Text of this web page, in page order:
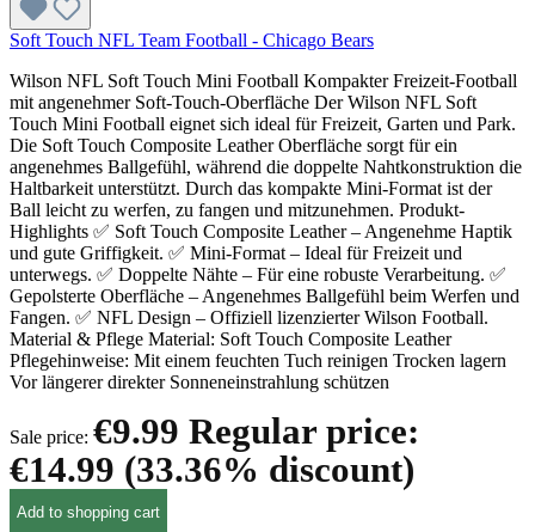
Soft Touch NFL Team Football - Chicago Bears
Wilson NFL Soft Touch Mini Football Kompakter Freizeit-Football
mit angenehmer Soft-Touch-Oberfläche Der Wilson NFL Soft
Touch Mini Football eignet sich ideal für Freizeit, Garten und Park.
Die Soft Touch Composite Leather Oberfläche sorgt für ein
angenehmes Ballgefühl, während die doppelte Nahtkonstruktion die
Haltbarkeit unterstützt. Durch das kompakte Mini-Format ist der
Ball leicht zu werfen, zu fangen und mitzunehmen. Produkt-
Highlights ✅ Soft Touch Composite Leather – Angenehme Haptik
und gute Griffigkeit. ✅ Mini-Format – Ideal für Freizeit und
unterwegs. ✅ Doppelte Nähte – Für eine robuste Verarbeitung. ✅
Gepolsterte Oberfläche – Angenehmes Ballgefühl beim Werfen und
Fangen. ✅ NFL Design – Offiziell lizenzierter Wilson Football.
Material & Pflege Material: Soft Touch Composite Leather
Pflegehinweise: Mit einem feuchten Tuch reinigen Trocken lagern
Vor längerer direkter Sonneneinstrahlung schützen
Sale price: €9.99 Regular price:
€14.99 (33.36% discount)
Add to shopping cart